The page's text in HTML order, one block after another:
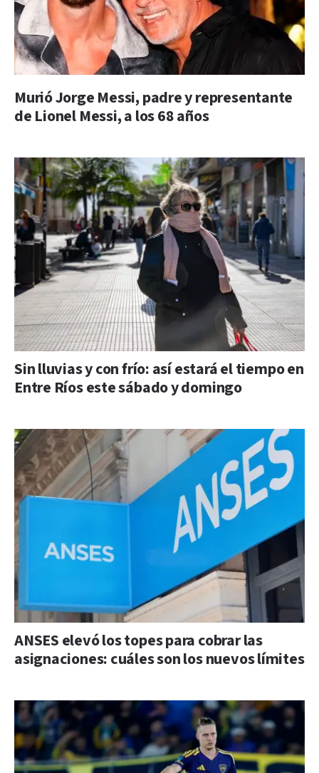
Murió Jorge Messi, padre y representante
de Lionel Messi, a los 68 años
Sin lluvias y con frío: así estará el tiempo en
Entre Ríos este sábado y domingo
ANSES elevó los topes para cobrar las
asignaciones: cuáles son los nuevos límites